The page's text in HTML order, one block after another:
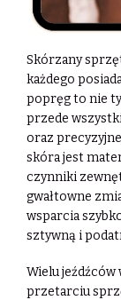
Skórzany
każdego
popręg to nie
przede
oraz
skóra jest
czynniki
gwałtowne
wsparcia
sztywną i
Wielu
przetarciu